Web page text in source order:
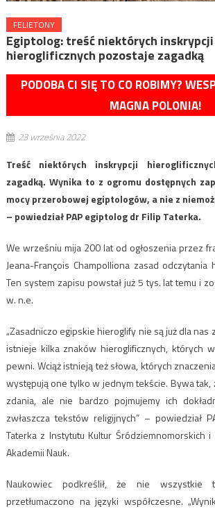
FELIETONY
Egiptolog: treść niektórych inskrypcji
hieroglificznych pozostaje zagadką
PODOBA CI SIĘ TO CO ROBIMY?
MAGNA POLONIA!
23 września 2022
Treść niektórych inskrypcji
zagadką. Wynika to z ogromu dostępnych
mocy przerobowej egiptologów, a nie z
– powiedział PAP egiptolog dr Filip Taterka.
We wrześniu mija 200 lat od ogłoszenia przez
Jeana-François Champolliona zasad odczytania
Ten system zapisu powstał już 5 tys. lat temu i
w. n.e.
„Zasadniczo egipskie hieroglify nie są już dla nas
istnieje kilka znaków hieroglificznych, których
pewni. Wciąż istnieją też słowa, których
występują one tylko w jednym tekście. Bywa tak,
zdania, ale nie bardzo pojmujemy ich
zwłaszcza tekstów religijnych” – powiedział
Taterka z Instytutu Kultur Śródziemnomorskich
Akademii Nauk.
Naukowiec podkreślił, że nie wszystkie
przetłumaczono na języki współczesne.